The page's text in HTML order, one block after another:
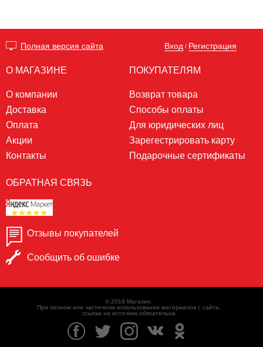
Полная версия сайта Вход / Регистрация
О МАГАЗИНЕ
О компании
Доставка
Оплата
Акции
Контакты
ПОКУПАТЕЛЯМ
Возврат товара
Способы оплаты
Для юридических лиц
Зарегестрировать карту
Подарочные сертификаты
ОБРАТНАЯ СВЯЗЬ
Отзывы покупателей
Сообщить об ошибке
© 2019 Магазин.
При полном или частичном использовании материалов с сайта,
ссылка на источник обязательна